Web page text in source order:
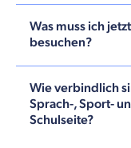
Was muss ich
besuchen?
Wie verbindlich
Sprach-, Sport-
Schulseite?